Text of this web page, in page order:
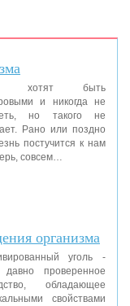
хотят быть
и никогда не
но такого не
Рано или поздно
постучится к нам
совсем…
организма
уголь -
давно проверенное
обладающее
свойствами